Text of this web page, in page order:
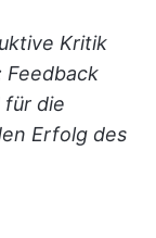
Kritik
Feedback
für die
Erfolg des